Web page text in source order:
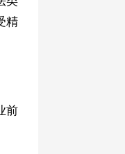
精
前